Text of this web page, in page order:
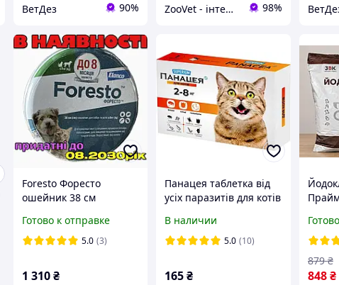
ВетДез 90% ZooVet - інтернет зоомагазин самих низьких цін - Zoovetbaza.com.ua 98%
Foresto Форесто
ошейник 38 см
Готово к отправке
5.0 (3)
1 310₴
Панацея таблетка від
усіх паразитів для котів
В наличии
5.0 (10)
165₴ 848 ₴
879 ₴